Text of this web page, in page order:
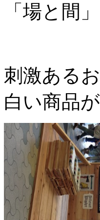
「場と間
刺激ある
白い商品